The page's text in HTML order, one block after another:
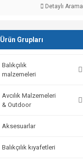
Detaylı Arama
Ürün Grupları
Balıkçılık
malzemeleri
Avcılık Malzemeleri
& Outdoor
Aksesuarlar
Balıkçılık kıyafetleri